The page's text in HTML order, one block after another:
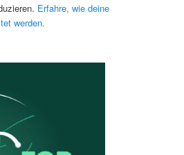
Erfahre, wie deine
werden.